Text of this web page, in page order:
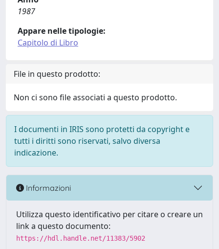
1987
Appare nelle tipologie:
Capitolo di Libro
File in questo prodotto:
Non ci sono file associati a questo prodotto.
I documenti in IRIS sono protetti da copyright e
tutti i diritti sono riservati, salvo diversa
indicazione.
Informazioni
Utilizza questo identificativo per citare o creare un
link a questo documento:
https://hdl.handle.net/11383/5902